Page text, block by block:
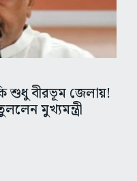
শুধু বীরভূম জেলায়!
মুখ্যমন্ত্রী